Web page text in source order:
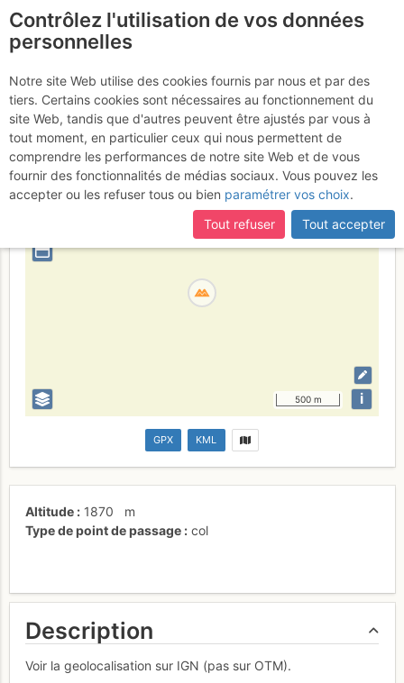
Col de Crabe
France Hautes-Pyrénées Bigorre - Ordesa
+
–
500 m i
GPX KML
Altitude 1870
m
Type de point de passage
col
Description
Voir la geolocalisation sur IGN (pas sur OTM).
Contrôlez l'utilisation de vos données
personnelles
Notre site Web utilise des cookies fournis par nous et par des
tiers. Certains cookies sont nécessaires au fonctionnement du
site Web, tandis que d'autres peuvent être ajustés par vous à
tout moment, en particulier ceux qui nous permettent de
comprendre les performances de notre site Web et de vous
fournir des fonctionnalités de médias sociaux. Vous pouvez les
accepter ou les refuser tous ou bien paramétrer vos choix.
Tout refuser
Tout accepter